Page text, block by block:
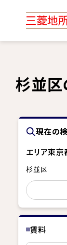
杉並区
現在の
エリア東京
杉並区
賃料